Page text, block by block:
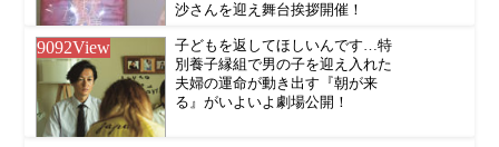
沙さんを迎え舞台挨拶開催！
9092View
子どもを返してほしいんです…特
別養子縁組で男の子を迎え入れた
夫婦の運命が動き出す『朝が来
る』がいよいよ劇場公開！